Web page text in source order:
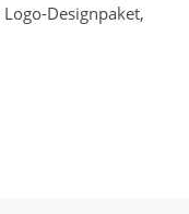
Designpaket,